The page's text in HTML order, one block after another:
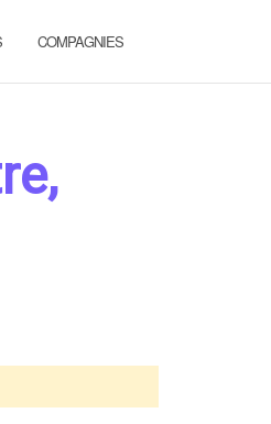
COMPAGNIES